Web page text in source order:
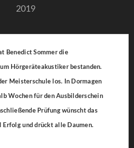
2019
Benedict Sommer die
Hörgeräteakustiker bestanden.
Meisterschule los. In Dormagen
Wochen für den Ausbilderschein
Prüfung wünscht das
Erfolg und drückt alle Daumen.